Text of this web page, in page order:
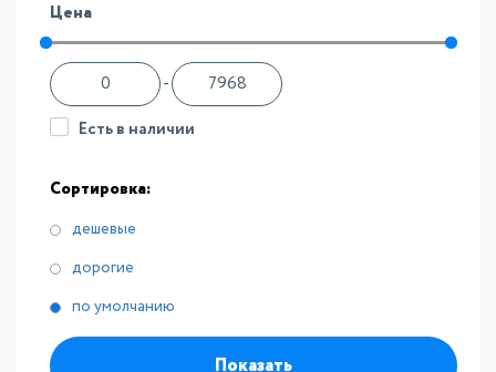
Цена
-
Есть в наличии
Сортировка:
дешевые
дорогие
по умолчанию
Показать